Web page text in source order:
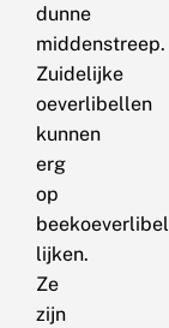
dunne
middenstreep.
Zuidelijke
oeverlibellen
kunnen
erg
op
lijken.
Ze
zijn